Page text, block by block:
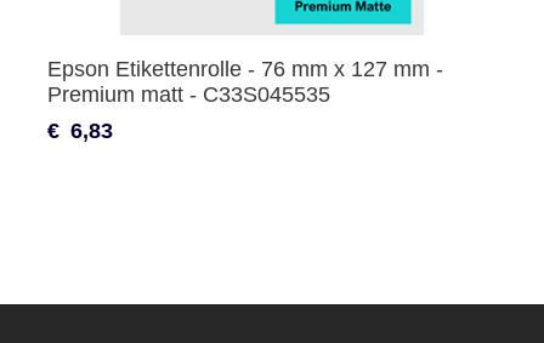
Epson Etikettenrolle - 76 mm x 127 mm -
Premium matt - C33S045535
€ 6,83